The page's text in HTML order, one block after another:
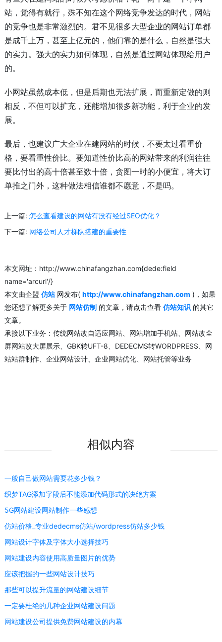
站，觉得有就行，殊不知在这个网络竞争发达的时代，网站
的竞争也是非常激烈的。君不见很多大型企业的网站订单都
是成千上万，甚至上亿元的，他们靠的是什么，自然是强大
的实力。强大的实力如何体现，自然是通过网站体现给用户
的。
小网站虽然成本低，但是后期也无法扩展，而重新定做的则
相反，不但可以扩充，还能增加很多新功能，利于企业的发
展。
最后，也建议广大企业在建网站的时候，不要太过看重价
格，要看重性价比。要知道性价比高的网站带来的利润往往
要比付出的高十倍甚至数十倍，贪图一时的小便宜，将大订
单推之门外，这种做法相信谁都不愿意，不是吗。
上一篇: 怎么查看建设的网站有没有经过SEO优化？
下一篇: 网络公司人才梯队搭建的重要性
本文网址：http://www.chinafangzhan.com{dede:field
name='arcurl'/}
本文由企盟 仿站 网发布( http://www.chinafangzhan.com )，如果
您还想了解更多关于 网站仿制 的文章，请点击查看 仿站知识 的其它
文章。
承接以下业务：传统网站改自适应网站、网站增加手机站、网站改全
屏网站改大屏展示、GBK转UFT-8、DEDECMS转WORDPRESS、网
站站群制作、企业网站设计、企业网站优化、网站托管等业务
相似内容
一般自己做网站需要花多少钱？
织梦TAG添加字段后不能添加代码形式的决绝方案
5G网站建设网站制作一些感想
仿站价格_专业dedecms仿站/wordpress仿站多少钱
网站设计字体及字体大小选择技巧
网站建设内容使用高质量图片的优势
应该把握的一些网站设计技巧
那些可以提升流量的网站建设细节
一定要杜绝的几种企业网站建设问题
网站建设公司提供免费网站建设的内幕